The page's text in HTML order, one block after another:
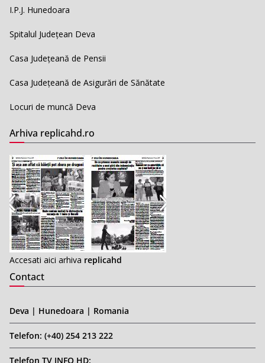
I.P.J. Hunedoara
Spitalul Județean Deva
Casa Județeană de Pensii
Casa Județeană de Asigurări de Sănătate
Locuri de muncă Deva
Arhiva replicahd.ro
Accesati aici arhiva replicahd
Contact
Deva | Hunedoara | Romania
Telefon: (+40) 254 213 222
Telefon TV INFO HD: